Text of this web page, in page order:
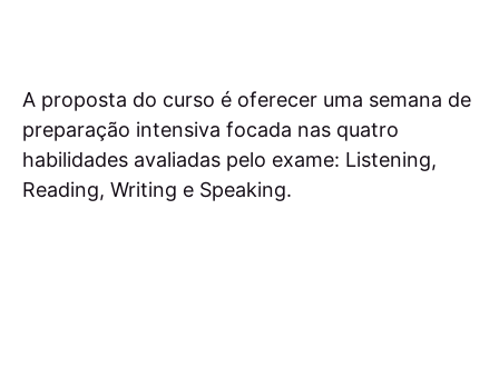
A proposta do curso é oferecer uma semana de
preparação intensiva focada nas quatro
habilidades avaliadas pelo exame: Listening,
Reading, Writing e Speaking.